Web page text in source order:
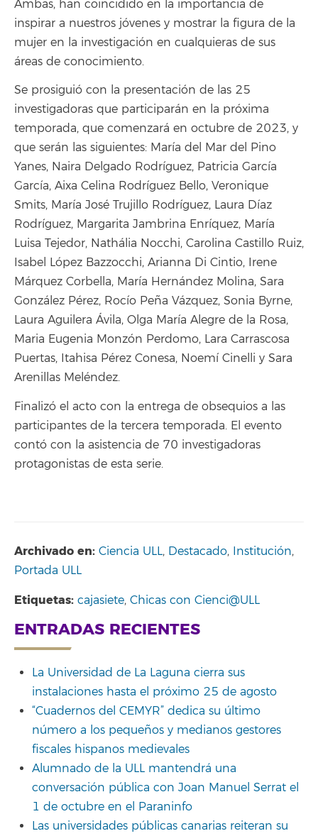
Ambas, han coincidido en la importancia de
inspirar a nuestros jóvenes y mostrar la figura de la
mujer en la investigación en cualquieras de sus
áreas de conocimiento.
Se prosiguió con la presentación de las 25
investigadoras que participarán en la próxima
temporada, que comenzará en octubre de 2023, y
que serán las siguientes: María del Mar del Pino
Yanes, Naira Delgado Rodríguez, Patricia García
García, Aixa Celina Rodríguez Bello, Veronique
Smits, María José Trujillo Rodríguez, Laura Díaz
Rodríguez, Margarita Jambrina Enríquez, María
Luisa Tejedor, Nathália Nocchi, Carolina Castillo Ruiz,
Isabel López Bazzocchi, Arianna Di Cintio, Irene
Márquez Corbella, María Hernández Molina, Sara
González Pérez, Rocío Peña Vázquez, Sonia Byrne,
Laura Aguilera Ávila, Olga María Alegre de la Rosa,
Maria Eugenia Monzón Perdomo, Lara Carrascosa
Puertas, Itahisa Pérez Conesa, Noemí Cinelli y Sara
Arenillas Meléndez.
Finalizó el acto con la entrega de obsequios a las
participantes de la tercera temporada. El evento
contó con la asistencia de 70 investigadoras
protagonistas de esta serie.
Archivado en: Ciencia ULL, Destacado, Institución,
Portada ULL
Etiquetas: cajasiete, Chicas con Cienci@ULL
ENTRADAS RECIENTES
La Universidad de La Laguna cierra sus
instalaciones hasta el próximo 25 de agosto
“Cuadernos del CEMYR” dedica su último
número a los pequeños y medianos gestores
fiscales hispanos medievales
Alumnado de la ULL mantendrá una
conversación pública con Joan Manuel Serrat el
1 de octubre en el Paraninfo
Las universidades públicas canarias reiteran su